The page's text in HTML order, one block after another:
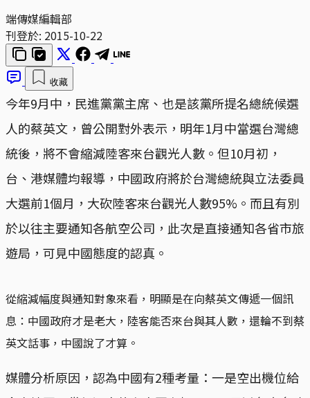
端傳媒編輯部
刊登於: 2015-10-22
收藏
今年9月中，民進黨黨主席、也是該黨所提名總統候選
人的蔡英文，曾公開對外表示，明年1月中當選台灣總
統後，將不會縮減陸客來台觀光人數。但10月初，
台、港媒體均報導，中國政府將於台灣總統與立法委員
大選前1個月，大砍陸客來台觀光人數95%。而且有別
於以往主要通知各航空公司，此次是直接通知各省市旅
遊局，可見中國態度的認真。
從縮減幅度與通知對象來看，明顯是在向蔡英文傳遞一個訊
息：中國政府才是老大，陸客能否來台與其人數，還輪不到蔡
英文話事，中國說了才算。
媒體分析原因，認為中國有2種考量：一是空出機位給